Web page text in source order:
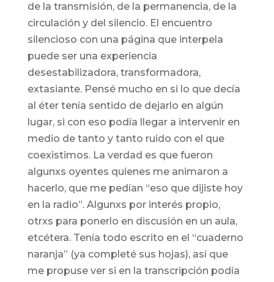
de la transmisión, de la permanencia, de la
circulación y del silencio. El encuentro
silencioso con una página que interpela
puede ser una experiencia
desestabilizadora, transformadora,
extasiante. Pensé mucho en si lo que decía
al éter tenía sentido de dejarlo en algún
lugar, si con eso podía llegar a intervenir en
medio de tanto y tanto ruido con el que
coexistimos. La verdad es que fueron
algunxs oyentes quienes me animaron a
hacerlo, que me pedían “eso que dijiste hoy
en la radio”. Algunxs por interés propio,
otrxs para ponerlo en discusión en un aula,
etcétera. Tenía todo escrito en el “cuaderno
naranja” (ya completé sus hojas), así que
me propuse ver si en la transcripción podía